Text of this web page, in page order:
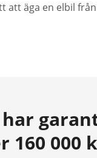
att äga en elbil
160 000